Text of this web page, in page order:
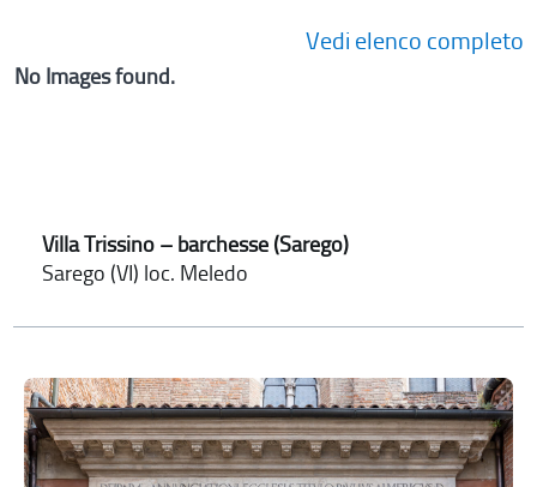
Vedi elenco completo
No Images found.
Villa Trissino – barchesse (Sarego)
Sarego (VI) loc. Meledo